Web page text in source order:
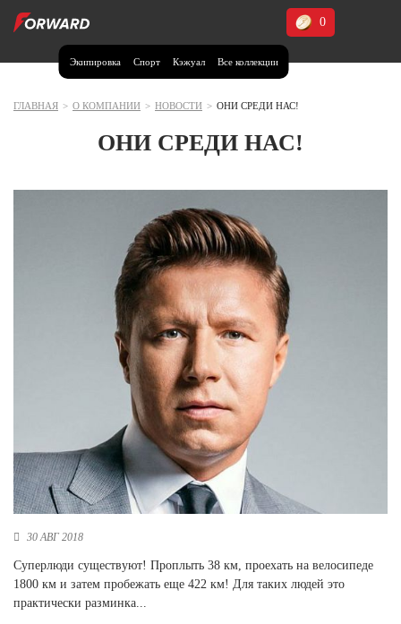
Экипировка Спорт Кэжуал Все коллекции
0
Москва и МО
Волгоградская область (1)
Воронежская область (1)
Калининградская область (1)
Кемеровская область (2)
Краснодарский край (5)
Красноярский край (5)
Нижегородская область (1)
Новосибирская область (3)
Омская область (5)
Республика Башкортостан (3)
Республика Крым (1)
Ростовская область (2)
Самарская область (1)
Санкт-Петербург и ЛО (3)
Саратовская область (1)
ГЛАВНАЯ > О КОМПАНИИ > НОВОСТИ > ОНИ СРЕДИ НАС!
ОНИ СРЕДИ НАС!
30 АВГ 2018
Суперлюди существуют! Проплыть 38 км, проехать на велосипеде
1800 км и затем пробежать еще 422 км! Для таких людей это
практически разминка...